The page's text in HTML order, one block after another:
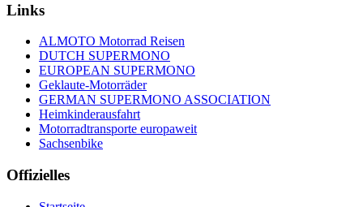
Links
ALMOTO Motorrad Reisen
DUTCH SUPERMONO
EUROPEAN SUPERMONO
Geklaute-Motorräder
GERMAN SUPERMONO ASSOCIATION
Heimkinderausfahrt
Motorradtransporte europaweit
Sachsenbike
Offizielles